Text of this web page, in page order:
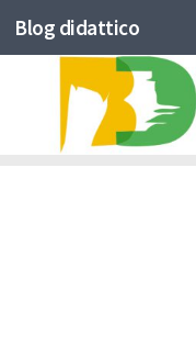
Skip to content
Blog didattico